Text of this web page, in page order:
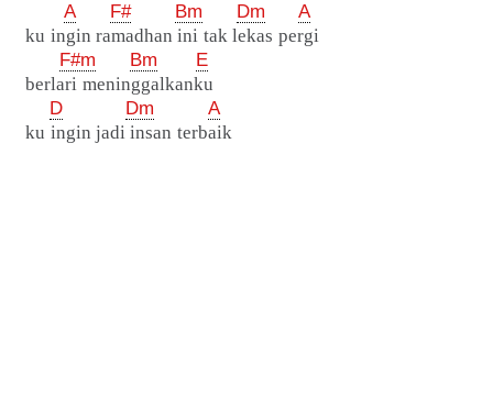
A
F# Bm Dm
A
ku ingin ramadhan ini tak lekas pergi
F#m
Bm
E
berlari meninggalkanku
D
Dm
A
ku ingin jadi insan terbaik